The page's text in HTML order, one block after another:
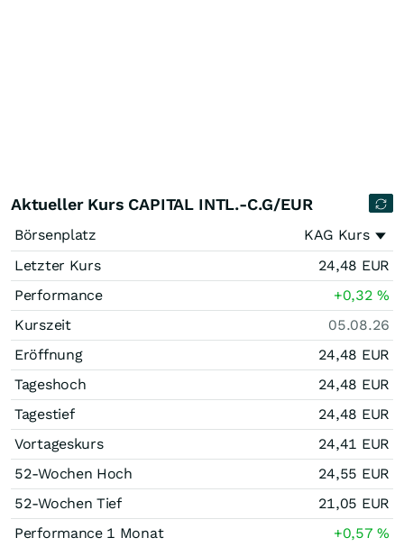
Aktueller Kurs CAPITAL INTL.-C.G/EUR
Börsenplatz
KAG Kurs
Letzter Kurs
24,48 EUR
Performance
+0,32%
Kurszeit
05.08.26
Eröffnung
24,48 EUR
Tageshoch
24,48 EUR
Tagestief
24,48 EUR
Vortageskurs
24,41 EUR
52-Wochen Hoch
24,55 EUR
52-Wochen Tief
21,05 EUR
Performance 1 Monat
+0,57%